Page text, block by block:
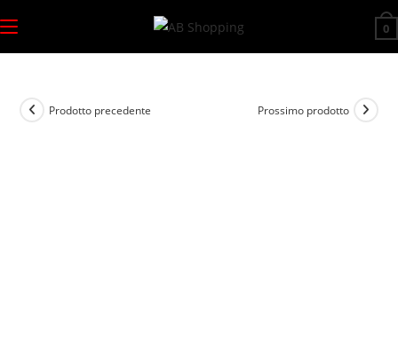
al
contenuto
0
Prodotto precedente Prossimo prodotto